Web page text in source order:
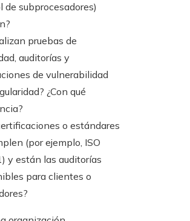
de subprocesadores)
pruebas de
auditorías y
de vulnerabilidad
¿Con qué
o estándares
(por ejemplo, ISO
y están las auditorías
para clientes o